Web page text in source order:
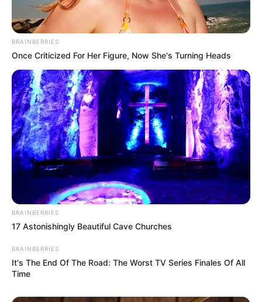
BRAINBERRIES
Once Criticized For Her Figure, Now She's Turning Heads
BRAINBERRIES
17 Astonishingly Beautiful Cave Churches
BRAINBERRIES
It's The End Of The Road: The Worst TV Series Finales Of All
Time